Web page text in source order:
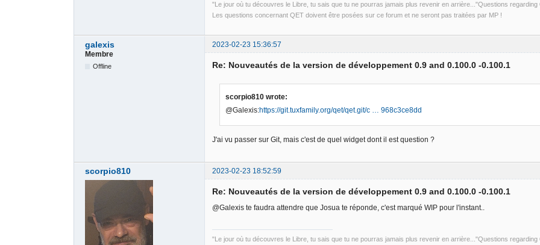
"Le jour où tu découvres le Libre, tu sais que tu ne pourras jamais plus revenir en arrière..."Questions
Les questions concernant QET doivent être posées sur ce forum et ne seront pas traitées par MP !
galexis
2023-02-23 15:36:57
Membre
Offline Re: Nouveautés de la version de développement 0.9 and 0.100.0 -0.100.1
scorpio810 wrote:
@Galexis:https://git.tuxfamily.org/qet/qet.git/c … 968c3ce8dd
J'ai vu passer sur Git, mais c'est de quel widget dont il est question ?
scorpio810 2023-02-23 18:52:59
Re: Nouveautés de la version de développement 0.9 and 0.100.0 -0.100.1
@Galexis te faudra attendre que Josua te réponde, c'est marqué WIP pour l'instant..
"Le jour où tu découvres le Libre, tu sais que tu ne pourras jamais plus revenir en arrière..."Questions